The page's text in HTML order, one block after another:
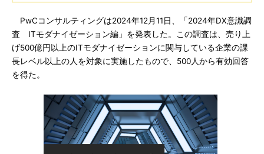
PwCコンサルティングは2024年12月11日、「2024年DX意識調
査 ITモダナイゼーション編」を発表した。この調査は、売り上
げ500億円以上のITモダナイゼーションに関与している企業の課
長レベル以上の人を対象に実施したもので、500人から有効回答
を得た。